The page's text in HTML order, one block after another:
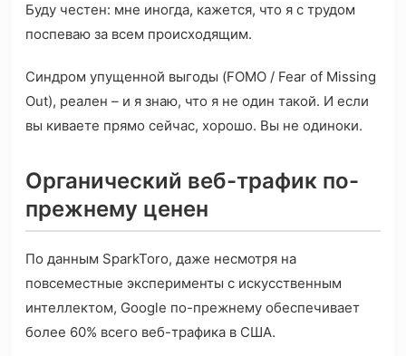
Буду честен: мне иногда, кажется, что я с трудом
поспеваю за всем происходящим.
Синдром упущенной выгоды (FOMO / Fear of Missing
Out), реален – и я знаю, что я не один такой. И если
вы киваете прямо сейчас, хорошо. Вы не одиноки.
Органический веб-трафик по-
прежнему ценен
По данным SparkToro, даже несмотря на
повсеместные эксперименты с искусственным
интеллектом, Google по-прежнему обеспечивает
более 60% всего веб-трафика в США.